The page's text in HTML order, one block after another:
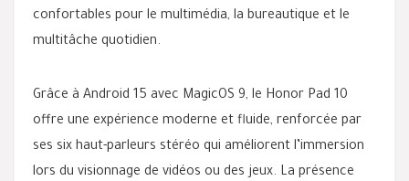
confortables pour le multimédia, la bureautique et le
multitâche quotidien.
Grâce à Android 15 avec MagicOS 9, le Honor Pad 10
offre une expérience moderne et fluide, renforcée par
ses six haut-parleurs stéréo qui améliorent l’immersion
lors du visionnage de vidéos ou des jeux. La présence